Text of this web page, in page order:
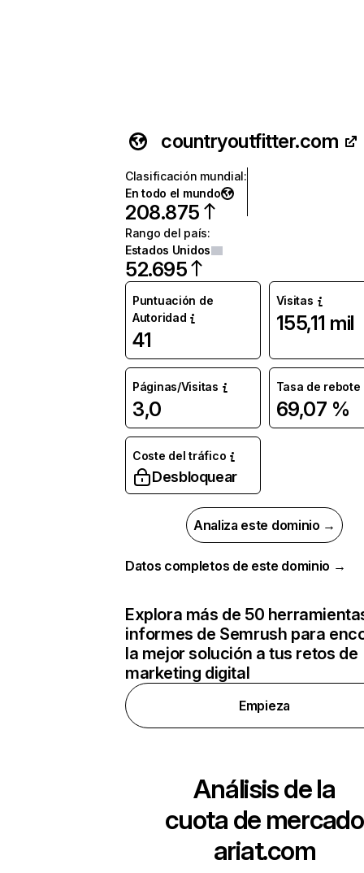
countryoutfitter.com
Clasificación mundial:
En todo el mundo
208.875
Rango del país:
Estados Unidos
52.695
Puntuación de
Autoridad
41
Visitas
155,11 mil
Páginas/Visitas
3,0
Tasa de rebote
69,07 %
Coste del tráfico
Desbloquear
Analiza este dominio →
Datos completos de este dominio →
Explora más de 50
informes de Semrush para
la mejor solución a tus retos de
marketing digital
Empieza
Análisis de la
cuota de mercado
ariat.com